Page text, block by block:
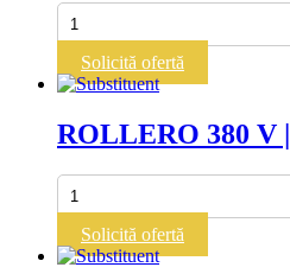
Cantitate
PEDAL
CONTROL
FOR
DOSICREAM
Solicită ofertă
ROLLERO 380 V |
Cantitate
ROLLERO
380
V
|
Solicită ofertă